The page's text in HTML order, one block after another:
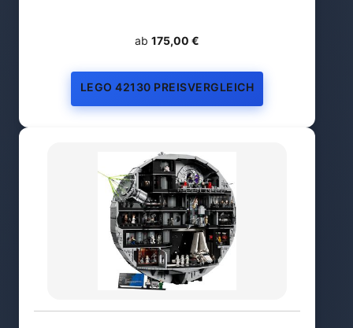
ab 175,00 €
LEGO 42130 PREISVERGLEICH